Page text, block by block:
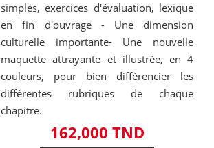
simples, exercices d'évaluation, lexique
en fin d'ouvrage - Une dimension
culturelle importante- Une nouvelle
maquette attrayante et illustrée, en 4
couleurs, pour bien différencier les
différentes rubriques de chaque
chapitre.
162,000 TND